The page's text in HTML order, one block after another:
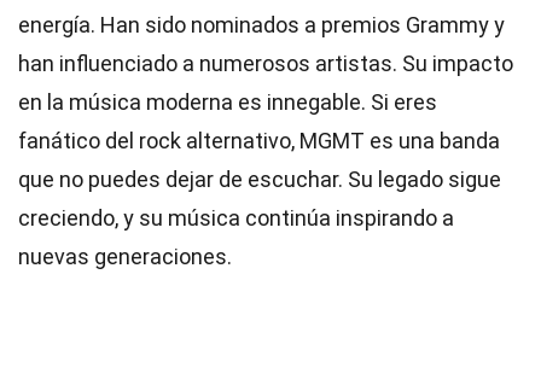
energía. Han sido nominados a premios Grammy y
han influenciado a numerosos artistas. Su impacto
en la música moderna es innegable. Si eres
fanático del rock alternativo, MGMT es una banda
que no puedes dejar de escuchar. Su legado sigue
creciendo, y su música continúa inspirando a
nuevas generaciones.